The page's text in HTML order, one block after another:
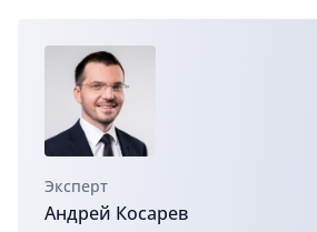
Эксперт
Андрей Косарев